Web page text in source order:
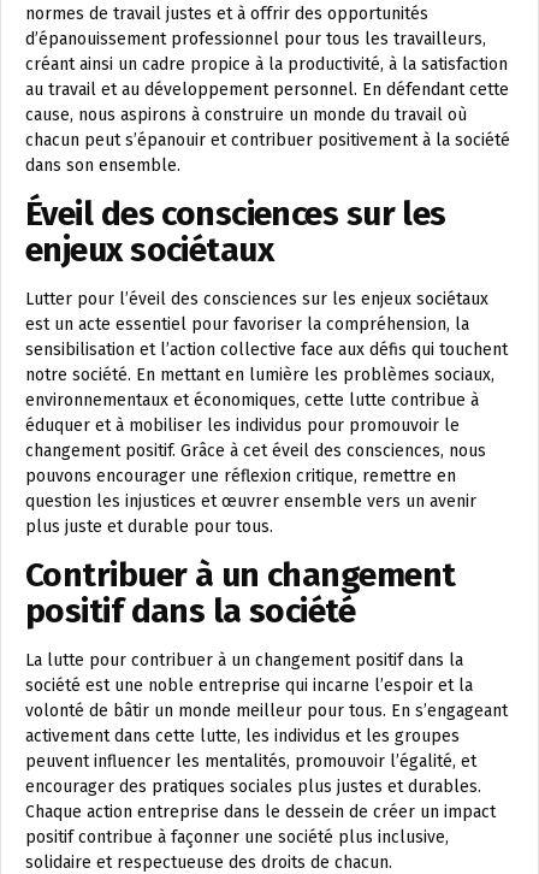
normes de travail justes et à offrir des opportunités
d’épanouissement professionnel pour tous les travailleurs,
créant ainsi un cadre propice à la productivité, à la satisfaction
au travail et au développement personnel. En défendant cette
cause, nous aspirons à construire un monde du travail où
chacun peut s’épanouir et contribuer positivement à la société
dans son ensemble.
Éveil des consciences sur les
enjeux sociétaux
Lutter pour l’éveil des consciences sur les enjeux sociétaux
est un acte essentiel pour favoriser la compréhension, la
sensibilisation et l’action collective face aux défis qui touchent
notre société. En mettant en lumière les problèmes sociaux,
environnementaux et économiques, cette lutte contribue à
éduquer et à mobiliser les individus pour promouvoir le
changement positif. Grâce à cet éveil des consciences, nous
pouvons encourager une réflexion critique, remettre en
question les injustices et œuvrer ensemble vers un avenir
plus juste et durable pour tous.
Contribuer à un changement
positif dans la société
La lutte pour contribuer à un changement positif dans la
société est une noble entreprise qui incarne l’espoir et la
volonté de bâtir un monde meilleur pour tous. En s’engageant
activement dans cette lutte, les individus et les groupes
peuvent influencer les mentalités, promouvoir l’égalité, et
encourager des pratiques sociales plus justes et durables.
Chaque action entreprise dans le dessein de créer un impact
positif contribue à façonner une société plus inclusive,
solidaire et respectueuse des droits de chacun.